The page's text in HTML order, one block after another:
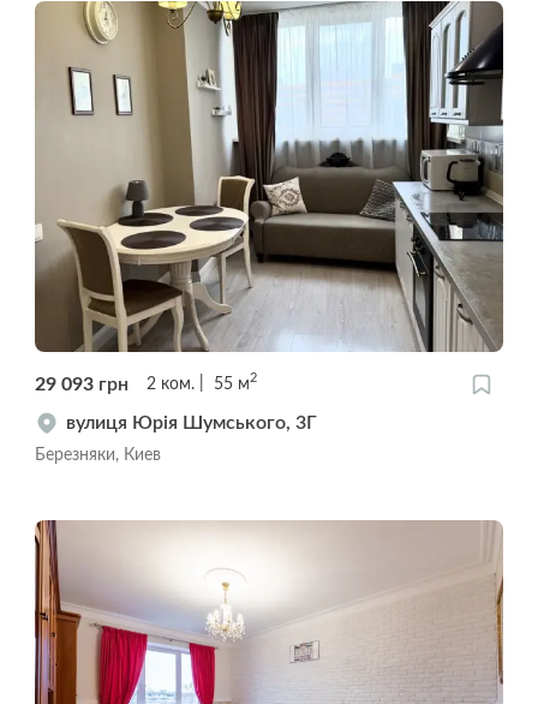
29 093 грн 2 ком. 55 м2
вулиця Юрія Шумського, 3Г
Березняки, Киев